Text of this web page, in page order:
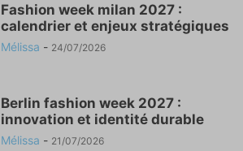
Fashion week milan 2027 :
calendrier et enjeux stratégiques
Mélissa - 24/07/2026
Berlin fashion week 2027 :
innovation et identité durable
Mélissa - 21/07/2026